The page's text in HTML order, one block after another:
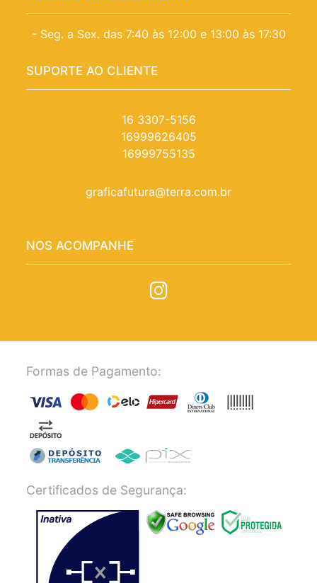
- Seg. a Sex. das 7:40 às 12:00 e 13:00 às 17:30
SUPORTE AO CLIENTE
16 3307-5156
16999626405
16999755135
graficafutura@terra.com.br
NOS ACOMPANHE
Formas de Pagamento:
Certificados de Segurança: